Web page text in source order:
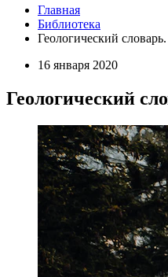
Главная
Библиотека
Геологический
16 января 2020
Геологический